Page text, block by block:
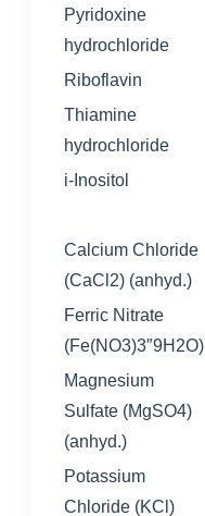
Pyridoxine
hydrochloride
Riboflavin
Thiamine
hydrochloride
i-Inositol
Calcium Chloride
(CaCl2) (anhyd.)
Ferric Nitrate
(Fe(NO3)3″9H2O)
Magnesium
Sulfate (MgSO4)
(anhyd.)
Potassium
Chloride (KCl)